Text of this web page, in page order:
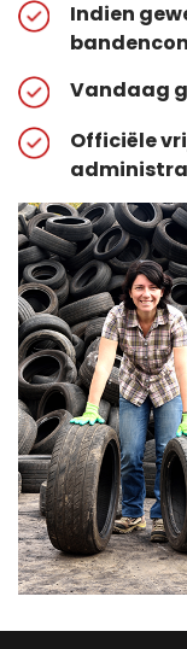
Indien
Vandaag
Officiële